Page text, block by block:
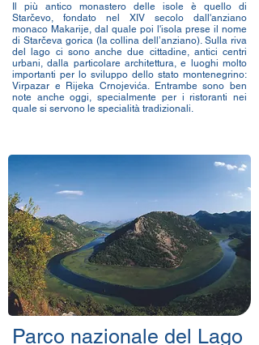
Il più antico monastero delle isole è quello di
Starčevo, fondato nel XIV secolo dall'anziano
monaco Makarije, dal quale poi l'isola prese il nome
di Starčeva gorica (la collina dell’anziano). Sulla riva
del lago ci sono anche due cittadine, antici centri
urbani, dalla particolare architettura, e luoghi molto
importanti per lo sviluppo dello stato montenegrino:
Virpazar e Rijeka Crnojevića. Entrambe sono ben
note anche oggi, specialmente per i ristoranti nei
quale si servono le specialità tradizionali.
Parco nazionale del Lago